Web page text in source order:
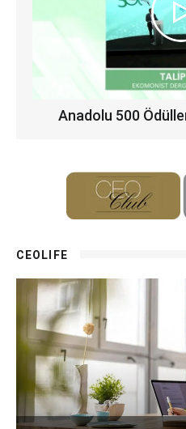
Anadolu 500
CEOLIFE